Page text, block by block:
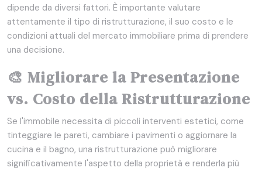
dipende da diversi fattori. È importante valutare
attentamente il tipo di ristrutturazione, il suo costo e le
condizioni attuali del mercato immobiliare prima di prendere
una decisione.
🎨 Migliorare la Presentazione
vs. Costo della Ristrutturazione
Se l'immobile necessita di piccoli interventi estetici, come
tinteggiare le pareti, cambiare i pavimenti o aggiornare la
cucina e il bagno, una ristrutturazione può migliorare
significativamente l'aspetto della proprietà e renderla più